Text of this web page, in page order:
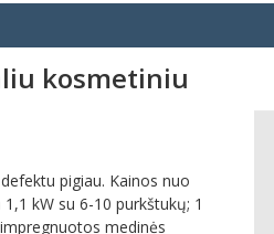
kosmetiniu
pigiau. Kainos nuo
kW su 6-10 purkštukų; 1
medinės